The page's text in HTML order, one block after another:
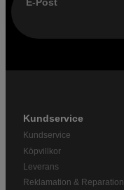
Kundservice
Kundservice
Köpvillkor
Leverans
Reklamation & Reparation